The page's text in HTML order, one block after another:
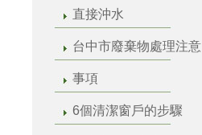
直接沖水
台中市廢棄物處理注意
事項
6個清潔窗戶的步驟